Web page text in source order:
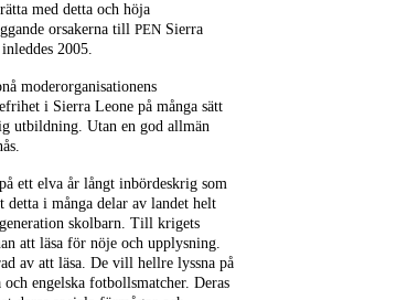
med detta och höja
orsakerna till PEN Sierra
2005.
moderorganisationens
i Sierra Leone på många sätt
utbildning. Utan en god allmän
ett elva år långt inbördeskrig som
detta i många delar av landet helt
skolbarn. Till krigets
att läsa för nöje och upplysning.
av att läsa. De vill hellre lyssna på
engelska fotbollsmatcher. Deras